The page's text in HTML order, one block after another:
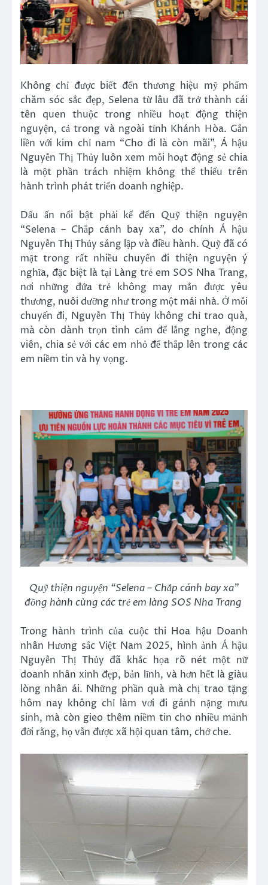
Không chỉ được biết đến thương hiệu mỹ phẩm
chăm sóc sắc đẹp, Selena từ lâu đã trở thành cái
tên quen thuộc trong nhiều hoạt động thiện
nguyện, cả trong và ngoài tỉnh Khánh Hòa. Gắn
liền với kim chỉ nam “Cho đi là còn mãi”, Á hậu
Nguyễn Thị Thủy luôn xem mỗi hoạt động sẻ chia
là một phần trách nhiệm không thể thiếu trên
hành trình phát triển doanh nghiệp.
Dấu ấn nổi bật phải kể đến Quỹ thiện nguyện
“Selena – Chắp cánh bay xa”, do chính Á hậu
Nguyễn Thị Thủy sáng lập và điều hành. Quỹ đã có
mặt trong rất nhiều chuyến đi thiện nguyện ý
nghĩa, đặc biệt là tại Làng trẻ em SOS Nha Trang,
nơi những đứa trẻ không may mắn được yêu
thương, nuôi dưỡng như trong một mái nhà. Ở mỗi
chuyến đi, Nguyễn Thị Thủy không chỉ trao quà,
mà còn dành trọn tình cảm để lắng nghe, động
viên, chia sẻ với các em nhỏ để thắp lên trong các
em niềm tin và hy vọng.
Quỹ thiện nguyện “Selena – Chắp cánh bay xa”
đồng hành cùng các trẻ em làng SOS Nha Trang
Trong hành trình của cuộc thi Hoa hậu Doanh
nhân Hương sắc Việt Nam 2025, hình ảnh Á hậu
Nguyễn Thị Thủy đã khắc họa rõ nét một nữ
doanh nhân xinh đẹp, bản lĩnh, và hơn hết là giàu
lòng nhân ái. Những phần quà mà chị trao tặng
hôm nay không chỉ làm vơi đi gánh nặng mưu
sinh, mà còn gieo thêm niềm tin cho nhiều mảnh
đời rằng, họ vẫn được xã hội quan tâm, chở che.